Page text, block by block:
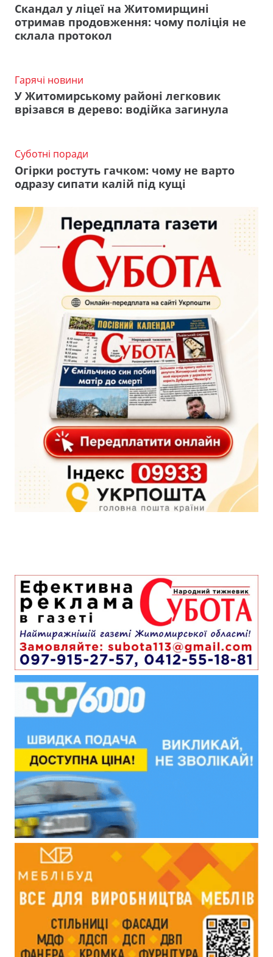
Скандал у ліцеї на Житомирщині
отримав продовження: чому поліція не
склала протокол
Гарячі новини
У Житомирському районі легковик
врізався в дерево: водійка загинула
Суботні поради
Огірки ростуть гачком: чому не варто
одразу сипати калій під кущі